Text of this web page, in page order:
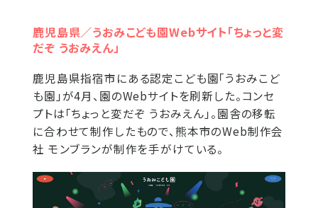
鹿児島県／うおみこども園Webサイト「ちょっと変
だぞ うおみえん」
鹿児島県指宿市にある認定こども園「うおみこど
も園」が4月、園のWebサイトを刷新した。コンセ
プトは「ちょっと変だぞ うおみえん」。園舎の移転
に合わせて制作したもので、熊本市のWeb制作会
社 モンブランが制作を手がけている。